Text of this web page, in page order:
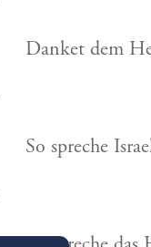
Danket dem
So spreche